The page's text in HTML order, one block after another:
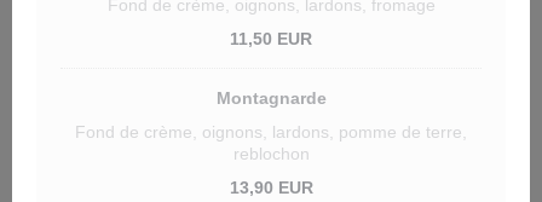
Fond de crème, oignons, lardons, fromage
11,50 EUR
Montagnarde
Fond de crème, oignons, lardons, pomme de terre,
reblochon
13,90 EUR